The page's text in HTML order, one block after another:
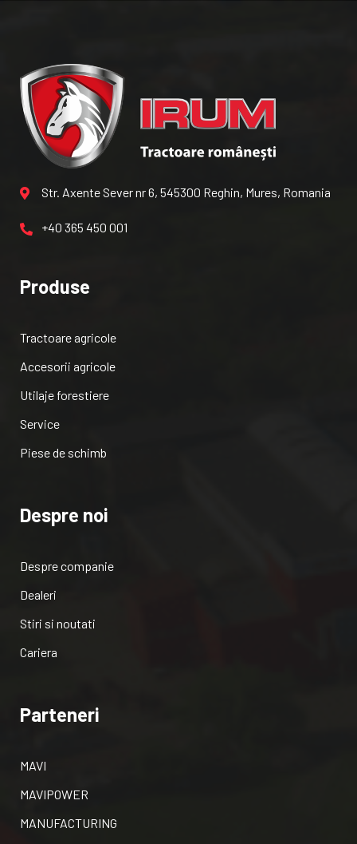
Str. Axente Sever nr 6, 545300 Reghin, Mures, Romania
+40 365 450 001
Produse
Tractoare agricole
Accesorii agricole
Utilaje forestiere
Service
Piese de schimb
Despre noi
Despre companie
Dealeri
Stiri si noutati
Cariera
Parteneri
MAVI
MAVIPOWER
MANUFACTURING